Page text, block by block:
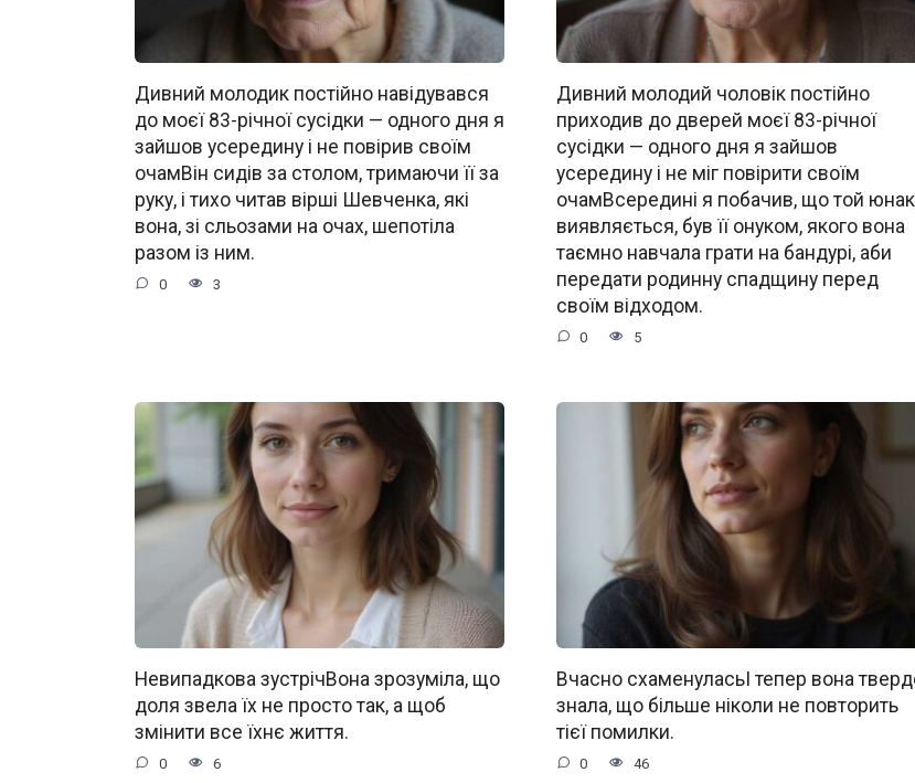
Дивний молодик постійно навідувався
до моєї 83-річної сусідки — одного дня я
зайшов усередину і не повірив своїм
очамВін сидів за столом, тримаючи її за
руку, і тихо читав вірші Шевченка, які
вона, зі сльозами на очах, шепотіла
разом із ним.
0 3
Дивний молодий чоловік постійно
приходив до дверей моєї 83-річної
сусідки — одного дня я зайшов
усередину і не міг повірити своїм
очамВсередині я побачив, що той
виявляється, був її онуком, якого вона
таємно навчала грати на бандурі, аби
передати родинну спадщину перед
своїм відходом.
0 5
Невипадкова зустрічВона зрозуміла, що
доля звела їх не просто так, а щоб
змінити все їхнє життя.
0 6
Вчасно схаменуласьІ тепер вона
знала, що більше ніколи не повторить
тієї помилки.
0 46